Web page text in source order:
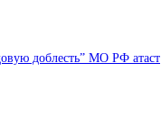
доблесть” МО РФ атаст